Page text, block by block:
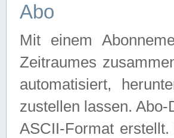
Abo
Mit einem
Zeitraumes
automatisiert,
zustellen lassen.
ASCII-Format